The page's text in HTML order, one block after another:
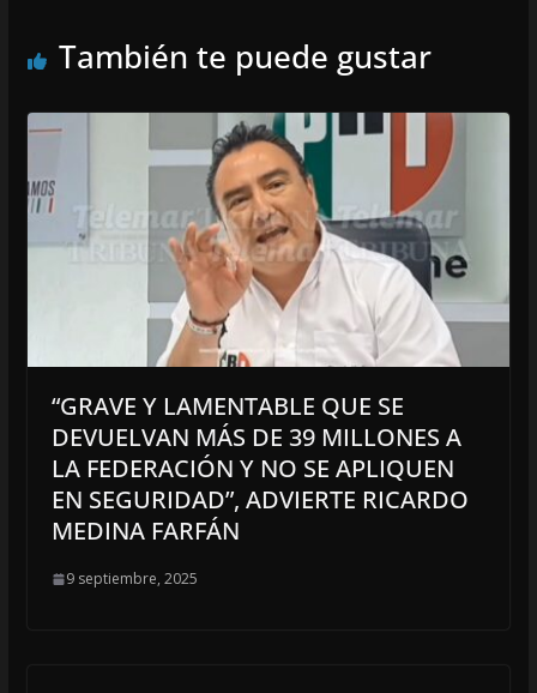
También te puede gustar
“GRAVE Y LAMENTABLE QUE SE
DEVUELVAN MÁS DE 39 MILLONES A
LA FEDERACIÓN Y NO SE APLIQUEN
EN SEGURIDAD”, ADVIERTE RICARDO
MEDINA FARFÁN
9 septiembre, 2025